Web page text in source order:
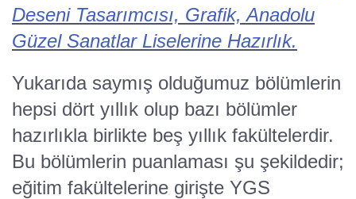
Deseni Tasarımcısı, Grafik, Anadolu
Güzel Sanatlar Liselerine Hazırlık.
Yukarıda saymış olduğumuz bölümlerin
hepsi dört yıllık olup bazı bölümler
hazırlıkla birlikte beş yıllık fakültelerdir.
Bu bölümlerin puanlaması şu şekildedir;
eğitim fakültelerine girişte YGS